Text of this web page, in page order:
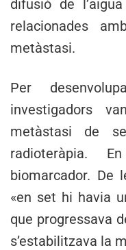
difusió de
relacionades
metàstasi.
Per
investigadors
metàstasi de
radioteràpia.
biomarcador. De
«en set hi havia
que progressava
s’estabilitzava la